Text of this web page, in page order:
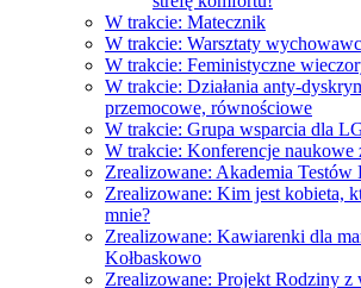
W trakcie: Matecznik
W trakcie: Warsztaty
W trakcie: Feministyczne
W trakcie: Działania anty-
przemocowe, równościowe
W trakcie: Grupa wsparcia dla
W trakcie: Konferencje naukowe
Zrealizowane: Akademia
Zrealizowane: Kim jest kobieta,
mnie?
Zrealizowane: Kawiarenki dla
Kołbaskowo
Zrealizowane: Projekt Rodziny z